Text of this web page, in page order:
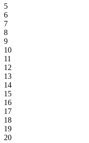
5
6
7
8
9
10
11
12
13
14
15
16
17
18
19
20